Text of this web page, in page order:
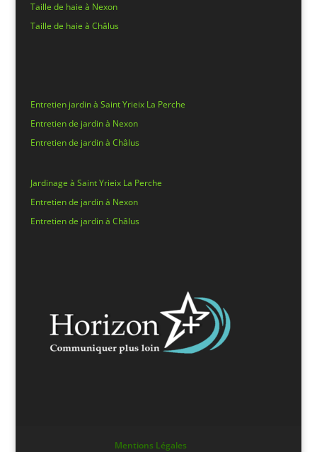
Taille de haie à Nexon
Taille de haie à Châlus
Entretien jardin à Saint Yrieix La Perche
Entretien de jardin à Nexon
Entretien de jardin à Châlus
Jardinage à Saint Yrieix La Perche
Entretien de jardin à Nexon
Entretien de jardin à Châlus
Mentions Légales